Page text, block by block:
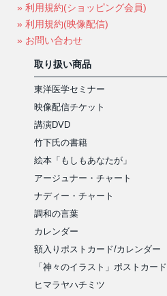
» 利用規約(ショッピング会員)
» 利用規約(映像配信)
» お問い合わせ
取り扱い商品
東洋医学セミナー
映像配信チケット
講演DVD
竹下氏の書籍
絵本「もしもあなたが」
アージュナー・チャート
ナディー・チャート
調和の言葉
カレンダー
額入りポストカード/カレンダー
「神々のイラスト」ポストカード
ヒマラヤハチミツ